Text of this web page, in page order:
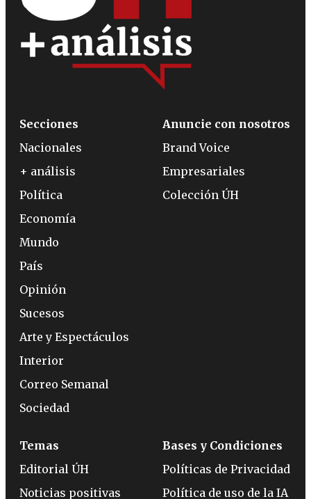
Secciones
Nacionales
+ análisis
Política
Economía
Mundo
País
Opinión
Sucesos
Arte y Espectáculos
Interior
Correo Semanal
Sociedad
Anuncie con nosotros
Brand Voice
Empresariales
Colección ÚH
Temas
Editorial ÚH
Noticias positivas
Bases y Condiciones
Políticas de Privacidad
Política de uso de la IA